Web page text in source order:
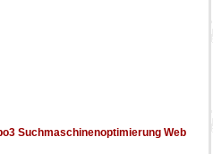
Suchmaschinenoptimierung Web